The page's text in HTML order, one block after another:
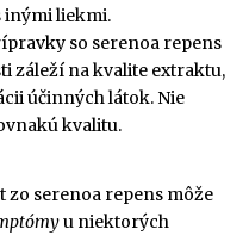
inými liekmi.
so serenoa repens
záleží na kvalite extraktu,
účinných látok. Nie
kvalitu.
zo serenoa repens môže
u niektorých